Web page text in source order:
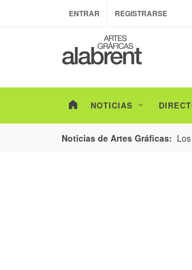
ENTRAR REGISTRARSE
NOTICIAS
Noticias de Artes Gráficas:
de envases con un nuevo estudio de